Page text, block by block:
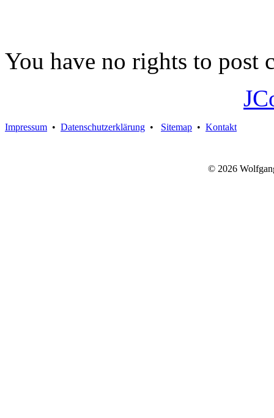
You have no rights to post
Impressum • Datenschutzerklärung • Sitemap • Kontakt
© 2026